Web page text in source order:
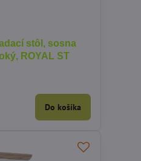
stôl, sosna
ROYAL ST
Do košíka